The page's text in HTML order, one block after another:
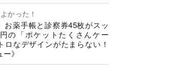
かった！
お薬手帳と診察券45枚がスッ
の「ポケットたくさんケー
ロなデザインがたまらない！
》